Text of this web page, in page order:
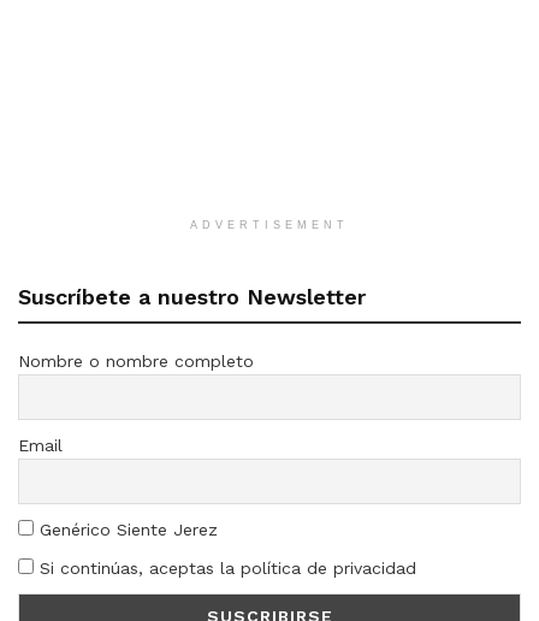
ADVERTISEMENT
Suscríbete a nuestro Newsletter
Nombre o nombre completo
Email
Genérico Siente Jerez
Si continúas, aceptas la política de privacidad